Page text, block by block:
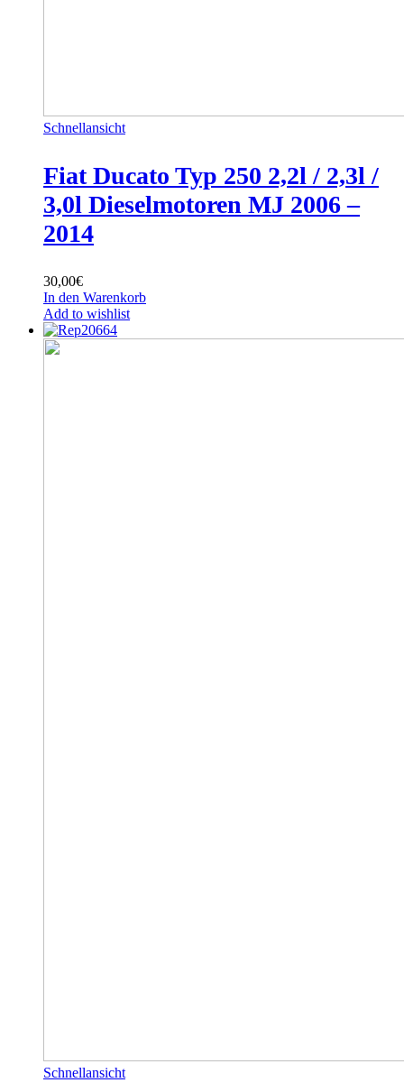
Schnellansicht
Fiat Ducato Typ 250 2,2l / 2,3l /
3,0l Dieselmotoren MJ 2006 –
2014
30,00€
In den Warenkorb
Add to wishlist
Schnellansicht